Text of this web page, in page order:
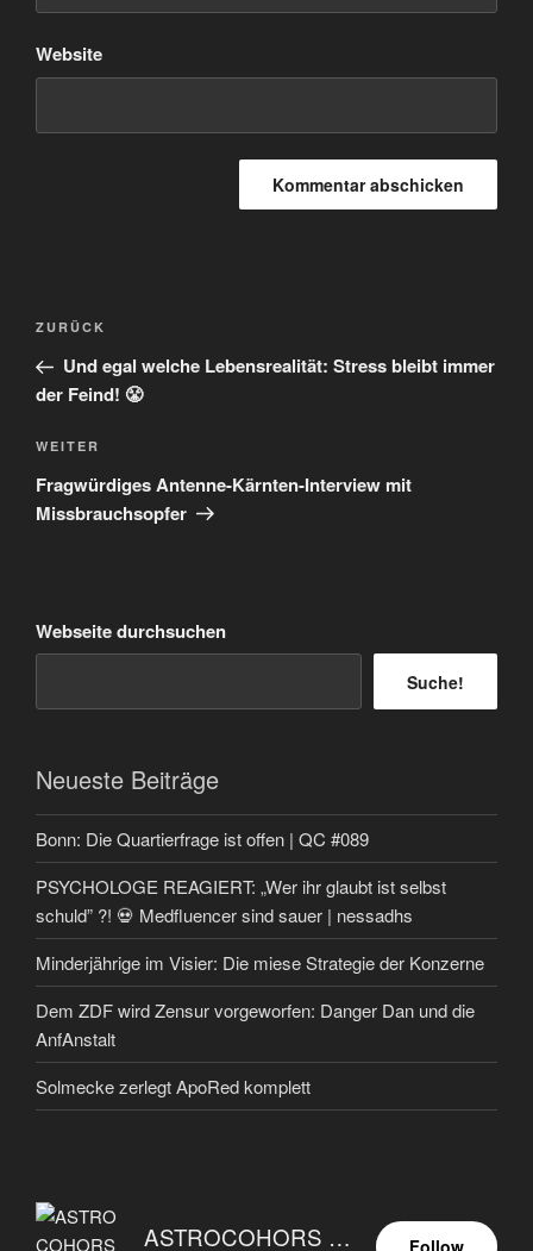
Website
Beitragsnavigation
Vorheriger
Beitrag
ZURÜCK
Und egal welche Lebensrealität: Stress bleibt immer
der Feind! 😤
Nächster
Beitrag
WEITER
Fragwürdiges Antenne-Kärnten-Interview mit
Missbrauchsopfer
Webseite durchsuchen
Suche!
Neueste Beiträge
Bonn: Die Quartierfrage ist offen | QC #089
PSYCHOLOGE REAGIERT: „Wer ihr glaubt ist selbst
schuld” ?! 💀 Medfluencer sind sauer | nessadhs
Minderjährige im Visier: Die miese Strategie der Konzerne
Dem ZDF wird Zensur vorgeworfen: Danger Dan und die
AnfAnstalt
Solmecke zerlegt ApoRed komplett
ASTROCOHORS EUNOIA ULTIMA